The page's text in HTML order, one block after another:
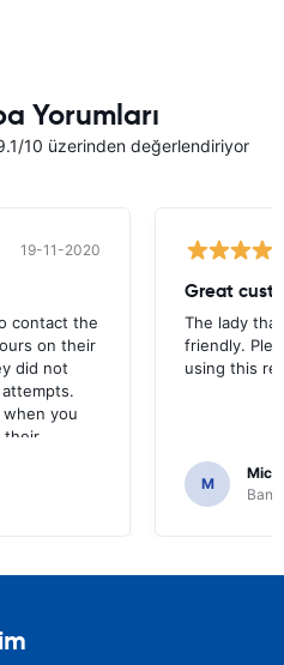
Yorumları
10 üzerinden değerlendiriyor
19-11-2020
contact the
on their
did not
when you
their
Great
The lady
friendly.
using this
M